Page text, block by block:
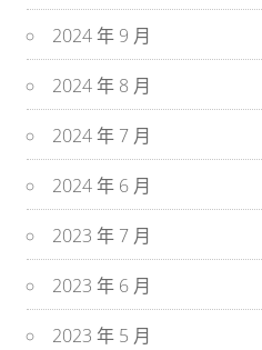
2024 年 9 月
2024 年 8 月
2024 年 7 月
2024 年 6 月
2023 年 7 月
2023 年 6 月
2023 年 5 月